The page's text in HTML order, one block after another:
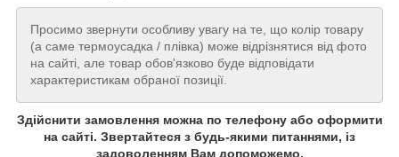
Просимо звернути особливу увагу на те, що колір товару
(а саме термоусадка / плівка) може відрізнятися від фото
на сайті, але товар обов'язково буде відповідати
характеристикам обраної позиції.
Здійснити замовлення можна по телефону або оформити
на сайті. Звертайтеся з будь-якими питаннями, із
задоволенням Вам допоможемо.